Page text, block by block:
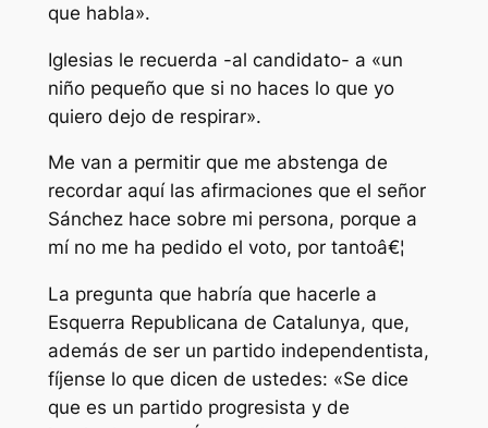
que habla».
Iglesias le recuerda -al candidato- a «un
niño pequeño que si no haces lo que yo
quiero dejo de respirar».
Me van a permitir que me abstenga de
recordar aquí las afirmaciones que el señor
Sánchez hace sobre mi persona, porque a
mí no me ha pedido el voto, por tantoâ€¦
La pregunta que habría que hacerle a
Esquerra Republicana de Catalunya, que,
además de ser un partido independentista,
fíjense lo que dicen de ustedes: «Se dice
que es un partido progresista y de